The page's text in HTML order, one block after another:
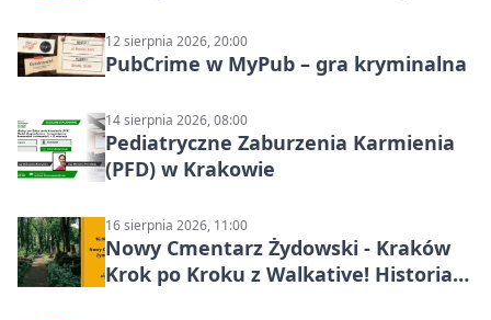
12 sierpnia 2026, 20:00
PubCrime w MyPub – gra kryminalna
14 sierpnia 2026, 08:00
Pediatryczne Zaburzenia Karmienia
(PFD) w Krakowie
16 sierpnia 2026, 11:00
Nowy Cmentarz Żydowski - Kraków
Krok po Kroku z Walkative! Historia